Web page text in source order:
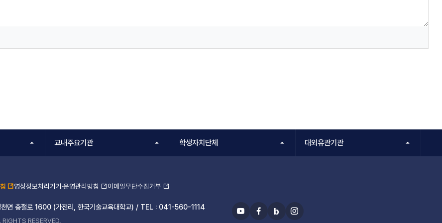
교내주요기관 학생자치단체 대외유관기관
영상정보처리기기·운영관리방침 이메일무단수집거부
면 충절로 1600 (가전리, 한국기술교육대학교) / TEL : 041-560-1114
RESERVED. 유 페
b
블 인